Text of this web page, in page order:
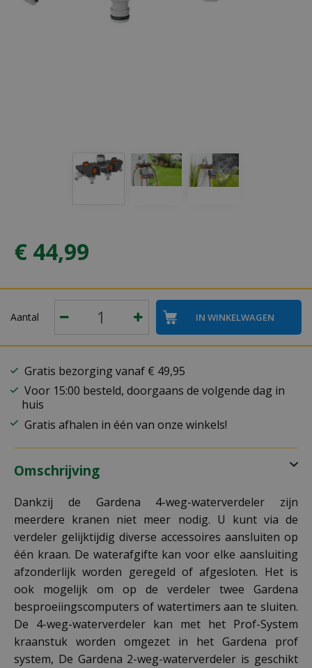
€ 44,99
Aantal
Gratis bezorging vanaf € 49,95
Voor 15:00 besteld, doorgaans de volgende dag in
huis
Gratis afhalen in één van onze winkels!
Omschrijving
Dankzij de Gardena 4-weg-waterverdeler zijn
meerdere kranen niet meer nodig. U kunt via de
verdeler gelijktijdig diverse accessoires aansluiten op
één kraan. De waterafgifte kan voor elke aansluiting
afzonderlijk worden geregeld of afgesloten. Het is
ook mogelijk om op de verdeler twee Gardena
besproeiingscomputers of watertimers aan te sluiten.
De 4-weg-waterverdeler kan met het Prof-System
kraanstuk worden omgezet in het Gardena prof
system, De Gardena 2-weg-waterverdeler is geschikt